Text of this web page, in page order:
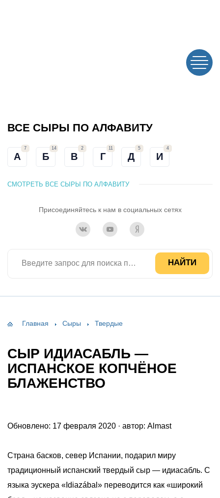
ВСЕ СЫРЫ ПО АЛФАВИТУ
А
7
Б
14
В
2
Г
11
Д
5
И
4
СМОТРЕТЬ ВСЕ СЫРЫ ПО АЛФАВИТУ
Присоединяйтесь к нам в социальных сетях
НАЙТИ
Главная Сыры Твердые
СЫР ИДИАСАБЛЬ —
ИСПАНСКОЕ КОПЧЁНОЕ
БЛАЖЕНСТВО
Обновлено: 17 февраля 2020 · автор: Almast
Страна басков, север Испании, подарил миру
традиционный испанский твердый сыр — идиасабль. С
языка эускера «Idiazábal» переводится как «широкий